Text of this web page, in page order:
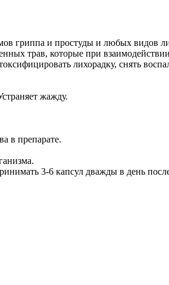
гриппа и простуды и любых видов
трав, которые при
лихорадку, снять
жажду.
в препарате.
3-6 капсул дважды в день